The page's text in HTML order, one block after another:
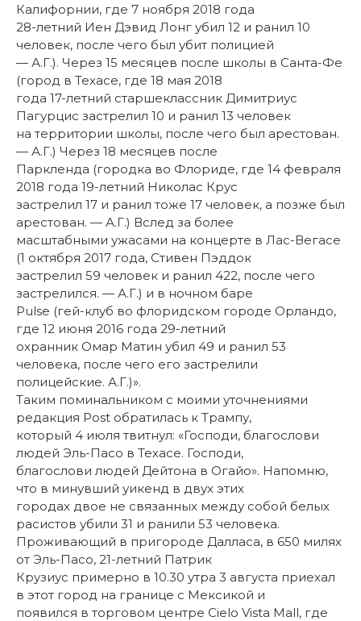
Калифорнии, где 7 ноября 2018 года
28-летний Иен Дэвид Лонг убил 12 и ранил 10
человек, после чего был убит полицией
— А.Г.). Через 15 месяцев после школы в Санта-Фе
(город в Техасе, где 18 мая 2018
года 17-летний старшеклассник Димитриус
Пагурцис застрелил 10 и ранил 13 человек
на территории школы, после чего был арестован.
— А.Г.) Через 18 месяцев после
Паркленда (городка во Флориде, где 14 февраля
2018 года 19-летний Николас Крус
застрелил 17 и ранил тоже 17 человек, а позже был
арестован. — А.Г.) Вслед за более
масштабными ужасами на концерте в Лас-Вегасе
(1 октября 2017 года, Стивен Пэддок
застрелил 59 человек и ранил 422, после чего
застрелился. — А.Г.) и в ночном баре
Pulse (гей-клуб во флоридском городе Орландо,
где 12 июня 2016 года 29-летний
охранник Омар Матин убил 49 и ранил 53
человека, после чего его застрелили
полицейские. А.Г.)».
Таким поминальником с моими уточнениями
редакция Post обратилась к Трампу,
который 4 июля твитнул: «Господи, благослови
людей Эль-Пасо в Техасе. Господи,
благослови людей Дейтона в Огайо». Напомню,
что в минувший уикенд в двух этих
городах двое не связанных между собой белых
расистов убили 31 и ранили 53 человека.
Проживающий в пригороде Далласа, в 650 милях
от Эль-Пасо, 21-летний Патрик
Крузиус примерно в 10.30 утра 3 августа приехал
в этот город на границе с Мексикой и
появился в торговом центре Cielo Vista Mall, где